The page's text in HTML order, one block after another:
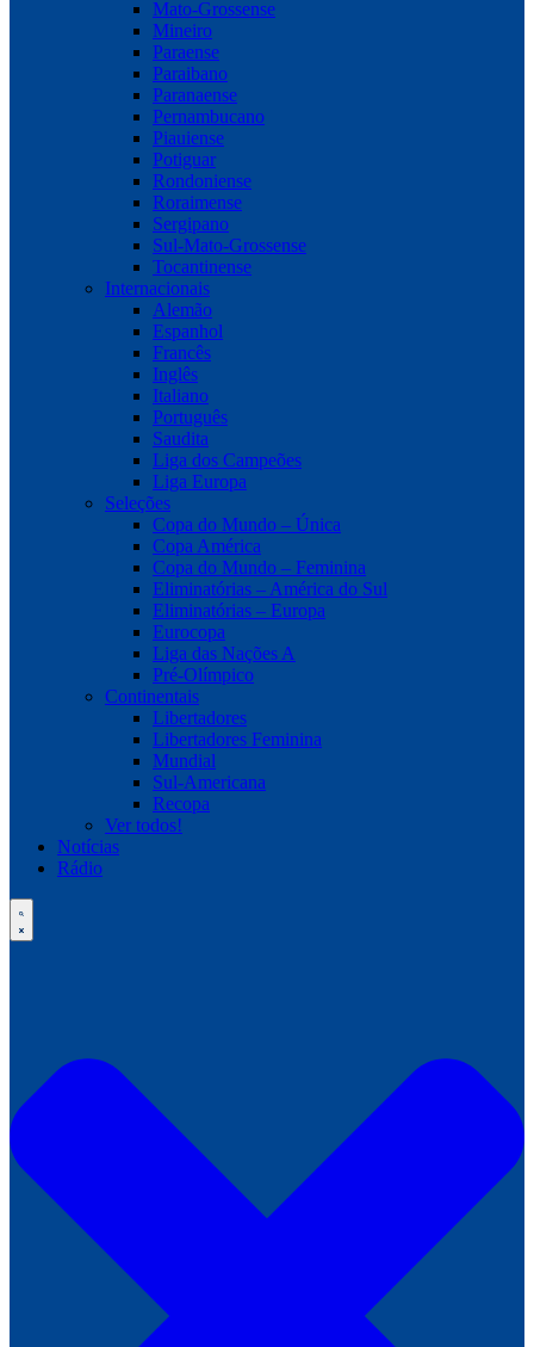
Mato-Grossense
Mineiro
Paraense
Paraibano
Paranaense
Pernambucano
Piauiense
Potiguar
Rondoniense
Roraimense
Sergipano
Sul-Mato-Grossense
Tocantinense
Internacionais
Alemão
Espanhol
Francês
Inglês
Italiano
Português
Saudita
Liga dos Campeões
Liga Europa
Seleções
Copa do Mundo – Única
Copa América
Copa do Mundo – Feminina
Eliminatórias – América do Sul
Eliminatórias – Europa
Eurocopa
Liga das Nações A
Pré-Olímpico
Continentais
Libertadores
Libertadores Feminina
Mundial
Sul-Americana
Recopa
Ver todos!
Notícias
Rádio